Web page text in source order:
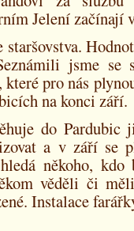
Jelení začínají
staršovstva.
jsme se
pro nás
na konci září.
do Pardubic
a v září se
někoho,
věděli či
Instalace